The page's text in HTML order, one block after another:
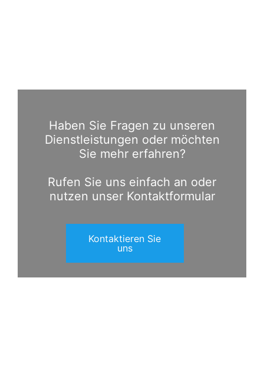
Haben Sie Fragen zu unseren
Dienstleistungen oder möchten
Sie mehr erfahren?
Rufen Sie uns einfach an oder
nutzen unser Kontaktformular
Kontaktieren Sie
uns